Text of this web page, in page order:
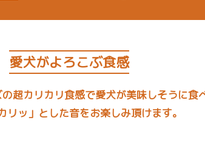
愛犬がよろこぶ食感
超カリカリ食感で愛犬が美味しそうに食
リッ」とした音をお楽しみ頂けます。